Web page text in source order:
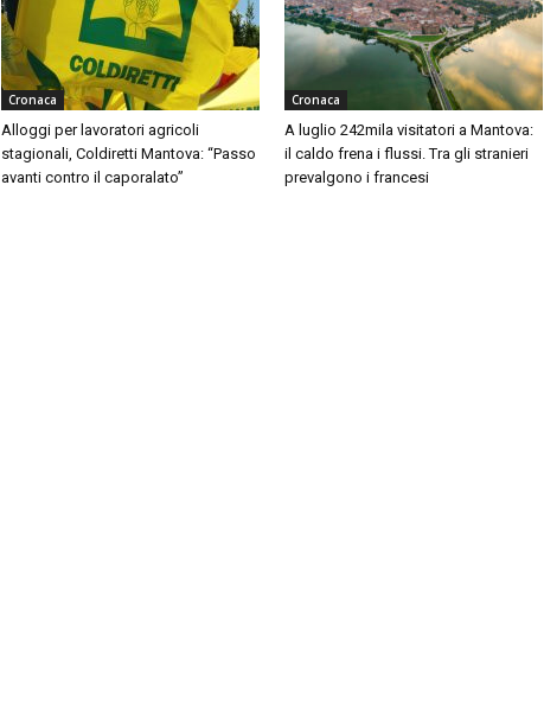
Cronaca
Alloggi per lavoratori agricoli
stagionali, Coldiretti Mantova: “Passo
avanti contro il caporalato”
Cronaca
A luglio 242mila visitatori a Mantova:
il caldo frena i flussi. Tra gli stranieri
prevalgono i francesi